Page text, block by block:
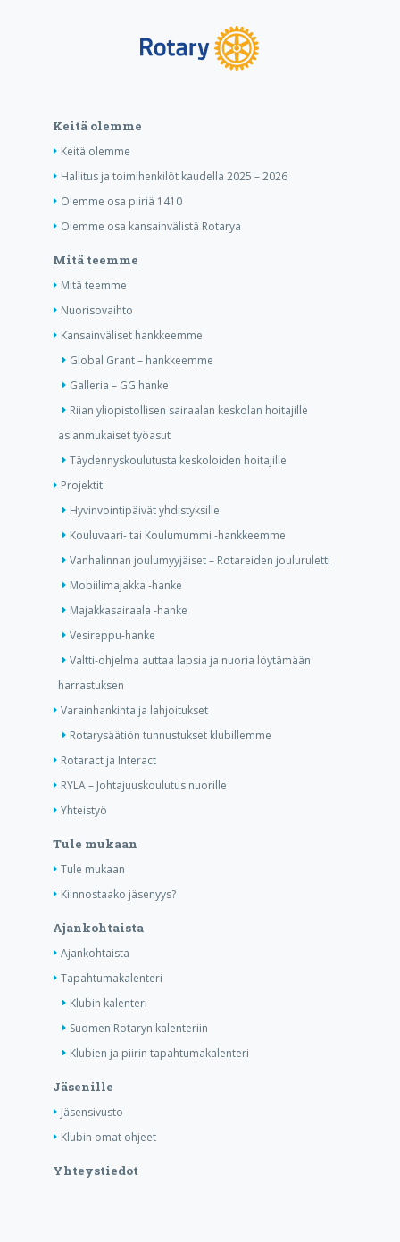
Keitä olemme
Keitä olemme
Hallitus ja toimihenkilöt kaudella 2025 – 2026
Olemme osa piiriä 1410
Olemme osa kansainvälistä Rotarya
Mitä teemme
Mitä teemme
Nuorisovaihto
Kansainväliset hankkeemme
Global Grant – hankkeemme
Galleria – GG hanke
Riian yliopistollisen sairaalan keskolan hoitajille
asianmukaiset työasut
Täydennyskoulutusta keskoloiden hoitajille
Projektit
Hyvinvointipäivät yhdistyksille
Kouluvaari- tai Koulumummi -hankkeemme
Vanhalinnan joulumyyjäiset – Rotareiden jouluruletti
Mobiilimajakka -hanke
Majakkasairaala -hanke
Vesireppu-hanke
Valtti-ohjelma auttaa lapsia ja nuoria löytämään
harrastuksen
Varainhankinta ja lahjoitukset
Rotarysäätiön tunnustukset klubillemme
Rotaract ja Interact
RYLA – Johtajuuskoulutus nuorille
Yhteistyö
Tule mukaan
Tule mukaan
Kiinnostaako jäsenyys?
Ajankohtaista
Ajankohtaista
Tapahtumakalenteri
Klubin kalenteri
Suomen Rotaryn kalenteriin
Klubien ja piirin tapahtumakalenteri
Jäsenille
Jäsensivusto
Klubin omat ohjeet
Yhteystiedot